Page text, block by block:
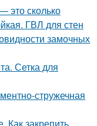
это сколько
ГВЛ для стен
замочных
Сетка для
стружечная